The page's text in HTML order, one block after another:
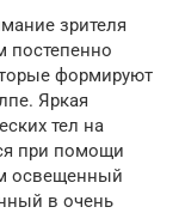
зрителя
постепенно
формируют
Яркая
тел на
при помощи
освещенный
в очень